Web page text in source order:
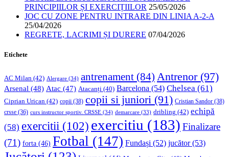
PRINCIPIILOR ȘI EXERCIȚIILOR 25/05/2026
JOC CU ZONE PENTRU INTRARE DIN LINIA A-2-A
25/04/2026
REGRETE, LACRIMI ȘI DURERE 07/04/2026
Etichete
AC Milan (42) Alergare (34) antrenament (84) Antrenor(97)
Arsenal (48) Atac (47) Atacanți (40) Barcelona (54) Chelsea (61)
Ciprian Urican (42) copii (38) copii si juniori (91) Cristian Sandor (38)
crsse (36) curs instructor sportiv. CRSSE (34) demarcare (33) dribling (42) echipă
(58) exercitii (102) exercitiu (183) Finalizare
(71) forta (46) Fotbal (147) Fundași (52) jucător(53)